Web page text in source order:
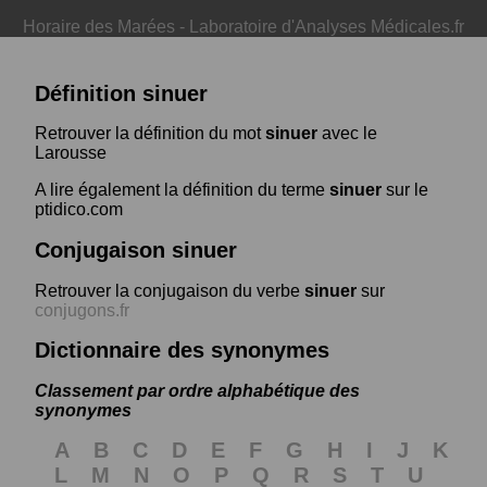
Horaire des Marées - Laboratoire d'Analyses Médicales.fr
Définition sinuer
Retrouver la définition du motsinuer avec le
Larousse
A lire également la définition du terme sinuer sur le
ptidico.com
Conjugaison sinuer
Retrouver la conjugaison du verbe sinuer sur
conjugons.fr
Dictionnaire des synonymes
Classement par ordre alphabétique des
synonymes
A B C D E F G H I J
K
L
M N O P Q R S T U